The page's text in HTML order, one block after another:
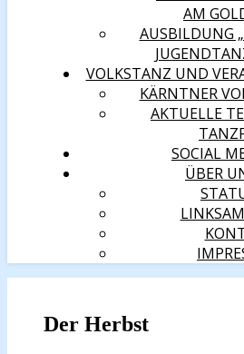
AM
AUSBILDUNG
VOLKSTANZ UND
KÄRNTNER
AKTUELLE
SOCIAL
ÜBER
Der Herbst